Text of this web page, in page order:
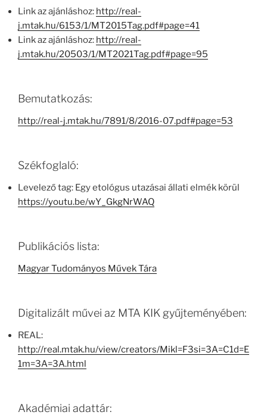
Link az ajánláshoz: http://real-
j.mtak.hu/6153/1/MT2015Tag.pdf#page=41
Link az ajánláshoz: http://real-
j.mtak.hu/20503/1/MT2021Tag.pdf#page=95
Bemutatkozás:
http://real-j.mtak.hu/7891/8/2016-07.pdf#page=53
Székfoglaló:
Levelező tag: Egy etológus utazásai állati elmék körül
https://youtu.be/wY_GkgNrWAQ
Publikációs lista:
Magyar Tudományos Művek Tára
Digitalizált művei az MTA KIK gyűjteményében:
REAL:
http://real.mtak.hu/view/creators/Mikl=F3si=3A=C1d=E
1m=3A=3A.html
Akadémiai adattár: